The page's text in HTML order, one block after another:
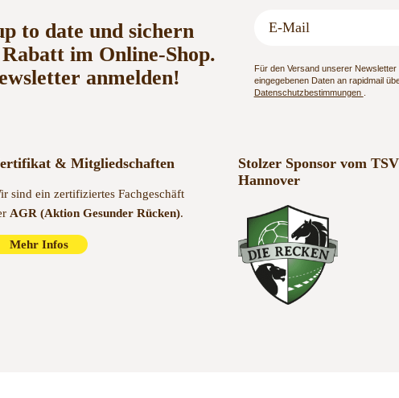
to date und sichern
im Online-Shop.
anmelden!
Für den Versand unserer
eingegebenen Daten an rapidmail
Datenschutzbestimmungen
& Mitgliedschaften
sind ein zertifiziertes Fachgeschäft
AGR (Aktion Gesunder Rücken).
Mehr Infos
Stolzer Sponsor vom TSV
Hannover